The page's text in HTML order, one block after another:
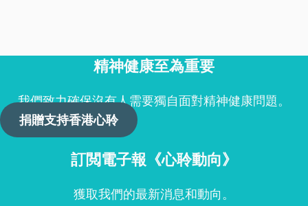
精神健康至為重要
我們致力確保沒有人需要獨自面對精神健康問題。
捐贈支持香港心聆
訂閲電子報《心聆動向》
獲取我們的最新消息和動向。